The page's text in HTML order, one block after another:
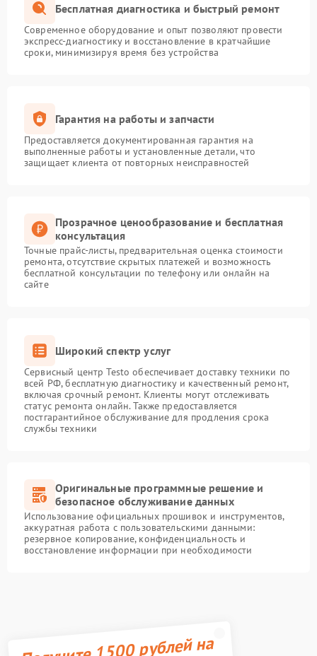
Бесплатная диагностика и быстрый ремонт
Современное оборудование и опыт позволяют провести
экспресс-диагностику и восстановление в кратчайшие
сроки, минимизируя время без устройства
Гарантия на работы и запчасти
Предоставляется документированная гарантия на
выполненные работы и установленные детали, что
защищает клиента от повторных неисправностей
Прозрачное ценообразование и бесплатная
консультация
Точные прайс-листы, предварительная оценка стоимости
ремонта, отсутствие скрытых платежей и возможность
бесплатной консультации по телефону или онлайн на
сайте
Широкий спектр услуг
Сервисный центр Testo обеспечивает доставку техники по
всей РФ, бесплатную диагностику и качественный ремонт,
включая срочный ремонт. Клиенты могут отслеживать
статус ремонта онлайн. Также предоставляется
постгарантийное обслуживание для продления срока
службы техники
Оригинальные программные решение и
безопасное обслуживание данных
Использование официальных прошивок и инструментов,
аккуратная работа с пользовательскими данными:
резервное копирование, конфиденциальность и
восстановление информации при необходимости